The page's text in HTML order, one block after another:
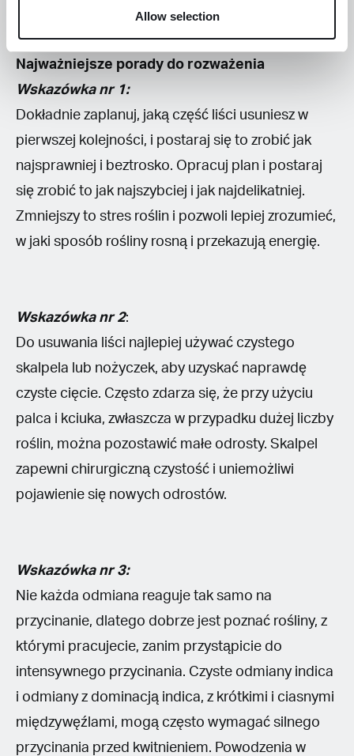
Allow selection
Najważniejsze porady do rozważenia
Wskazówka nr 1:
Dokładnie zaplanuj, jaką część liści usuniesz w
pierwszej kolejności, i postaraj się to zrobić jak
najsprawniej i beztrosko. Opracuj plan i postaraj
się zrobić to jak najszybciej i jak najdelikatniej.
Zmniejszy to stres roślin i pozwoli lepiej zrozumieć,
w jaki sposób rośliny rosną i przekazują energię.
Wskazówka nr 2:
Do usuwania liści najlepiej używać czystego
skalpela lub nożyczek, aby uzyskać naprawdę
czyste cięcie. Często zdarza się, że przy użyciu
palca i kciuka, zwłaszcza w przypadku dużej liczby
roślin, można pozostawić małe odrosty. Skalpel
zapewni chirurgiczną czystość i uniemożliwi
pojawienie się nowych odrostów.
Wskazówka nr 3:
Nie każda odmiana reaguje tak samo na
przycinanie, dlatego dobrze jest poznać rośliny, z
którymi pracujecie, zanim przystąpicie do
intensywnego przycinania. Czyste odmiany indica
i odmiany z dominacją indica, z krótkimi i ciasnymi
międzywęźlami, mogą często wymagać silnego
przycinania przed kwitnieniem. Powodzenia w